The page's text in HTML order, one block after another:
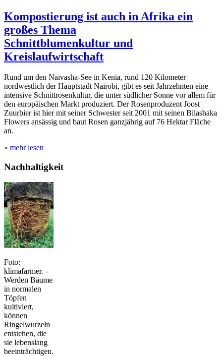
Kompostierung ist auch in Afrika ein
großes Thema
Schnittblumenkultur und
Kreislaufwirtschaft
Rund um den Naivasha-See in Kenia, rund 120 Kilometer
nordwestlich der Hauptstadt Nairobi, gibt es seit Jahrzehnten eine
intensive Schnittrosenkultur, die unter südlicher Sonne vor allem für
den europäischen Markt produziert. Der Rosenproduzent Joost
Zuurbier ist hier mit seiner Schwester seit 2001 mit seinen Bilashaka
Flowers ansässig und baut Rosen ganzjährig auf 76 Hektar Fläche
an.
» mehr lesen
Nachhaltigkeit
Foto:
klimafarmer. -
Werden Bäume
in normalen
Töpfen
kultiviert,
können
Ringelwurzeln
entstehen, die
sie lebenslang
beeinträchtigen.